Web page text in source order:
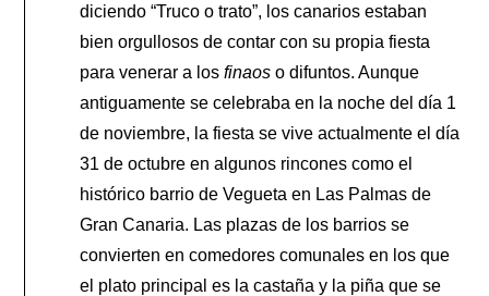
diciendo “Truco o trato”, los canarios estaban
bien orgullosos de contar con su propia fiesta
para venerar a losfinaos o difuntos. Aunque
antiguamente se celebraba en la noche del día 1
de noviembre, la fiesta se vive actualmente el día
31 de octubre en algunos rincones como el
histórico barrio de Vegueta en Las Palmas de
Gran Canaria. Las plazas de los barrios se
convierten en comedores comunales en los que
el plato principal es la castaña y la piña que se